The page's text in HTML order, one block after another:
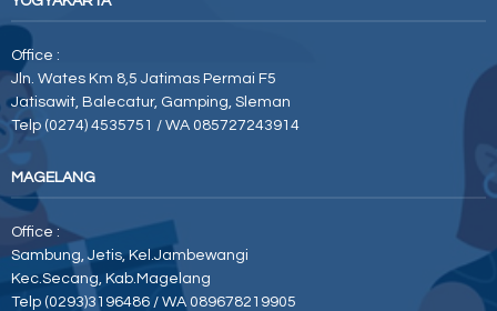
Office :
Jln. Wates Km 8,5 Jatimas Permai F5
Jatisawit, Balecatur, Gamping, Sleman
Telp (0274) 4535751 / WA 085727243914
MAGELANG
Office :
Sambung, Jetis, Kel.Jambewangi
Kec.Secang, Kab.Magelang
Telp (0293)3196486 / WA 089678219905